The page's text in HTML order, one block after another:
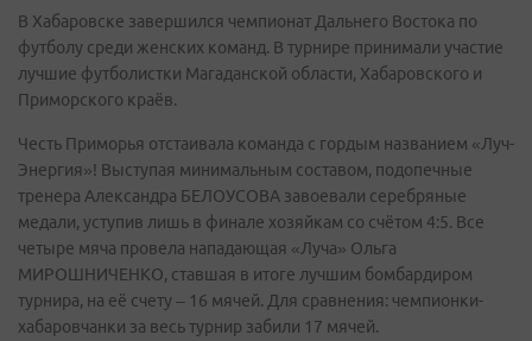
В Хабаровске завершился чемпионат Дальнего Востока по
футболу среди женских команд. В турнире принимали участие
лучшие футболистки Магаданской области, Хабаровского и
Приморского краёв.
Честь Приморья отстаивала команда с гордым названием «Луч-
Энергия»! Выступая минимальным составом, подопечные
тренера Александра БЕЛОУСОВА завоевали серебряные
медали, уступив лишь в финале хозяйкам со счётом 4:5. Все
четыре мяча провела нападающая «Луча» Ольга
МИРОШНИЧЕНКО, ставшая в итоге лучшим бомбардиром
турнира, на её счету – 16 мячей. Для сравнения: чемпионки-
хабаровчанки за весь турнир забили 17 мячей.